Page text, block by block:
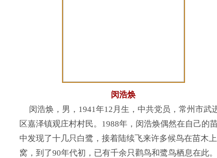
闵浩焕
闵浩焕，男，1941年12月生，中共党员，常州市武
区嘉泽镇观庄村村民。1988年，闵浩焕偶然在自己的
中发现了十几只白鹭，接着陆续飞来许多候鸟在苗木
窝，到了90年代初，已有千余只鹳鸟和鹭鸟栖息在此